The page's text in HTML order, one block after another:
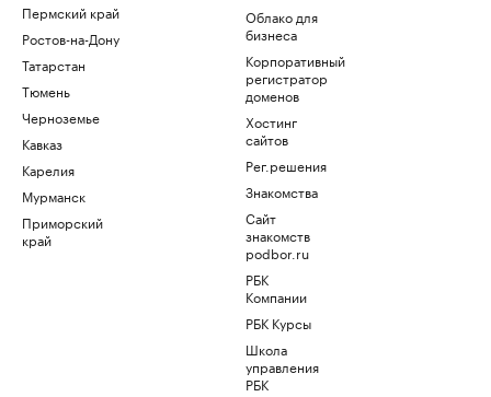
Пермский край
Ростов-на-Дону
Татарстан
Тюмень
Черноземье
Кавказ
Карелия
Мурманск
Приморский
край
Облако для
бизнеса
Корпоративный
регистратор
доменов
Хостинг
сайтов
Рег.решения
Знакомства
Сайт
знакомств
podbor.ru
РБК
Компании
РБК Курсы
Школа
управления
РБК